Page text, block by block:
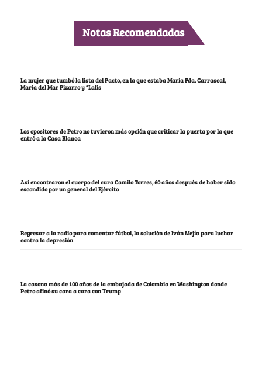
Notas Recomendadas
La mujer que tumbó la lista del Pacto, en la que estaba María Fda. Carrascal,
María del Mar Pizarro y “Lalis
Los opositores de Petro no tuvieron más opción que criticar la puerta por la que
entró a la Casa Blanca
Así encontraron el cuerpo del cura Camilo Torres, 60 años después de haber sido
escondido por un general del Ejército
Regresar a la radio para comentar fútbol, la solución de Iván Mejía para luchar
contra la depresión
La casona más de 100 años de la embajada de Colombia en Washington donde
Petro afinó su cara a cara con Trump